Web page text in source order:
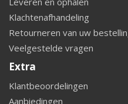
Klachtenafhandeling
Retourneren van uw
Veelgestelde vragen
Extra
Klantbeoordelingen
Aanbiedingen